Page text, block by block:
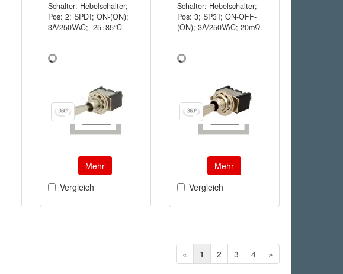
Schalter: Hebelschalter;
Pos: 2; SPDT; ON-(ON);
3A/250VAC; -25÷85°C
Mehr
Vergleich
Schalter: Hebelschalter;
Pos: 3; SP3T; ON-OFF-
(ON); 3A/250VAC; 20mΩ
Mehr
Vergleich
« 1 2 3 4 »